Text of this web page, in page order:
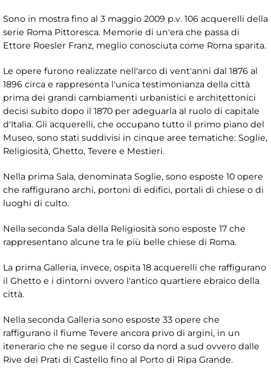
Sono in mostra fino al 3 maggio 2009 p.v. 106 acquerelli della
serie Roma Pittoresca. Memorie di un'era che passa di
Ettore Roesler Franz, meglio conosciuta come Roma sparita.
Le opere furono realizzate nell'arco di vent'anni dal 1876 al
1896 circa e rappresenta l'unica testimonianza della città
prima dei grandi cambiamenti urbanistici e architettonici
decisi subito dopo il 1870 per adeguarla al ruolo di capitale
d'Italia. Gli acquerelli, che occupano tutto il primo piano del
Museo, sono stati suddivisi in cinque aree tematiche: Soglie,
Religiosità, Ghetto, Tevere e Mestieri.
Nella prima Sala, denominata Soglie, sono esposte 10 opere
che raffigurano archi, portoni di edifici, portali di chiese o di
luoghi di culto.
Nella seconda Sala della Religiosità sono esposte 17 che
rappresentano alcune tra le più belle chiese di Roma.
La prima Galleria, invece, ospita 18 acquerelli che raffigurano
il Ghetto e i dintorni ovvero l'antico quartiere ebraico della
città.
Nella seconda Galleria sono esposte 33 opere che
raffigurano il fiume Tevere ancora privo di argini, in un
itenerario che ne segue il corso da nord a sud ovvero dalle
Rive dei Prati di Castello fino al Porto di Ripa Grande.